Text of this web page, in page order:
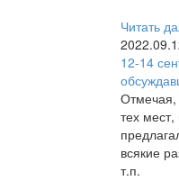
Читать
12-14
Отмечая,
тех
всякие
т.п.